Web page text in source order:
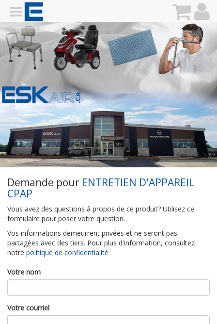
Demande pour ENTRETIEN D'APPAREIL
CPAP
Vous avez des questions à propos de ce produit? Utilisez ce
formulaire pour poser votre question.
Vos informations demeurrent privées et ne seront pas
partagées avec des tiers. Pour plus d'information, consultez
notre politique de confidentialité
Votre nom
Votre courriel